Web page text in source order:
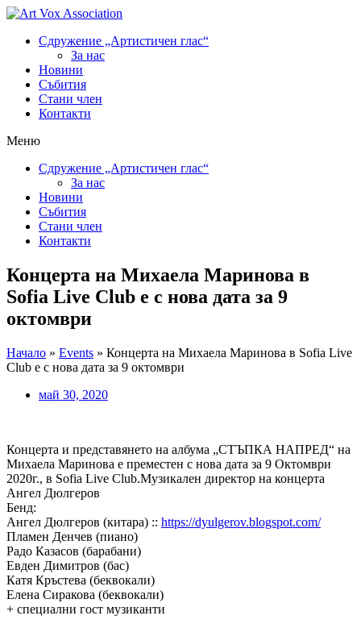
Сдружение „Артистичен глас“
За нас
Новини
Събития
Стани член
Контакти
Меню
Сдружение „Артистичен глас“
За нас
Новини
Събития
Стани член
Контакти
Концерта на Михаела Маринова в
Sofia Live Club е с нова дата за 9
октомври
Начало » Events » Концерта на Михаела Маринова в Sofia Live
Club е с нова дата за 9 октомври
май 30, 2020
Концерта и представянето на албума „СТЪПКА НАПРЕД“ на
Михаела Маринова е преместен с нова дата за 9 Октомври
2020г., в Sofia Live Club.Музикален директор на концерта
Ангел Дюлгеров
Бенд:
Ангел Дюлгеров (китара) :: https://dyulgerov.blogspot.com/
Пламен Денчев (пиано)
Радо Казасов (барабани)
Евден Димитров (бас)
Катя Кръстева (беквокали)
Елена Сиракова (беквокали)
+ специални гост музиканти